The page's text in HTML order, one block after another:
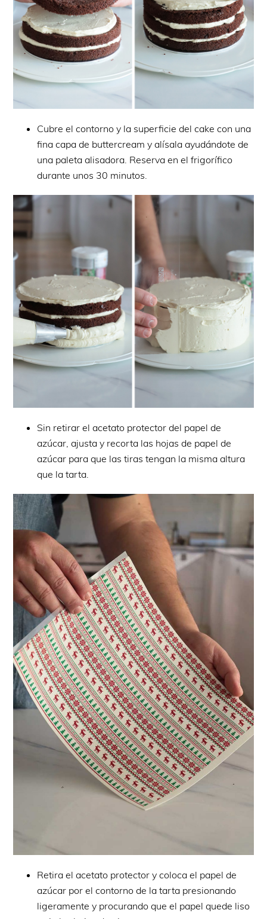
Cubre el contorno y la superficie del cake con una
fina capa de buttercream y alísala ayudándote de
una paleta alisadora. Reserva en el frigorífico
durante unos 30 minutos.
Sin retirar el acetato protector del papel de
azúcar, ajusta y recorta las hojas de papel de
azúcar para que las tiras tengan la misma altura
que la tarta.
Retira el acetato protector y coloca el papel de
azúcar por el contorno de la tarta presionando
ligeramente y procurando que el papel quede liso